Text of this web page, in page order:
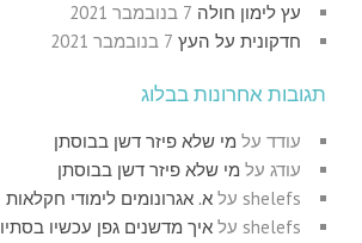
עץ לימון חולה 7 בנובמבר 2021
חדקונית על העץ 7 בנובמבר 2021
תגובות אחרונות בבלוג
עודד על מי שלא פיזר דשן בבוסתן
עודג על מי שלא פיזר דשן בבוסתן
shelefs על א. אגרונומים לימודי חקלאות
shelefs על איך מדשנים גפן עכשיו בסתיו